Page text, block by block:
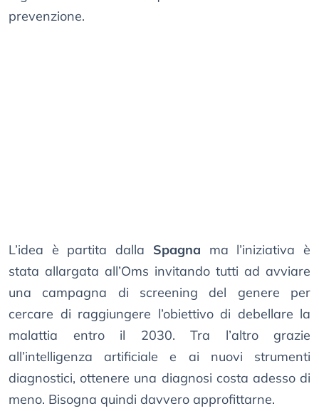
prevenzione.
L’idea è partita dalla Spagna ma l’iniziativa è
stata allargata all’Oms invitando tutti ad avviare
una campagna di screening del genere per
cercare di raggiungere l’obiettivo di debellare la
malattia entro il 2030. Tra l’altro grazie
all’intelligenza artificiale e ai nuovi strumenti
diagnostici, ottenere una diagnosi costa adesso di
meno. Bisogna quindi davvero approfittarne.